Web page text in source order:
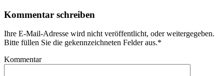
Kommentar schreiben
Ihre E-Mail-Adresse wird nicht veröffentlicht, oder weitergegeben.
Bitte füllen Sie die gekennzeichneten Felder aus.*
Kommentar